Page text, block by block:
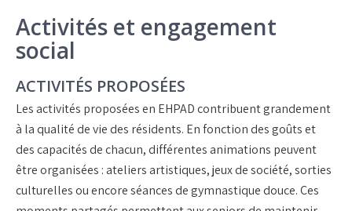
Activités et engagement
social
ACTIVITÉS PROPOSÉES
Les activités proposées en EHPAD contribuent grandement
à la qualité de vie des résidents. En fonction des goûts et
des capacités de chacun, différentes animations peuvent
être organisées : ateliers artistiques, jeux de société, sorties
culturelles ou encore séances de gymnastique douce. Ces